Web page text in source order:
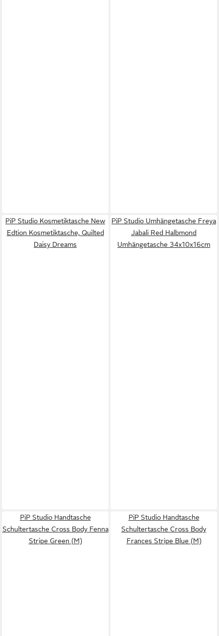
PiP Studio Kosmetiktasche New
Edtion Kosmetiktasche, Quilted
Daisy Dreams
PiP Studio Umhängetasche Freya
Jabali Red Halbmond
Umhängetasche 34x10x16cm
PiP Studio Handtasche
Schultertasche Cross Body Fenna
Stripe Green (M)
PiP Studio Handtasche
Schultertasche Cross Body
Frances Stripe Blue (M)